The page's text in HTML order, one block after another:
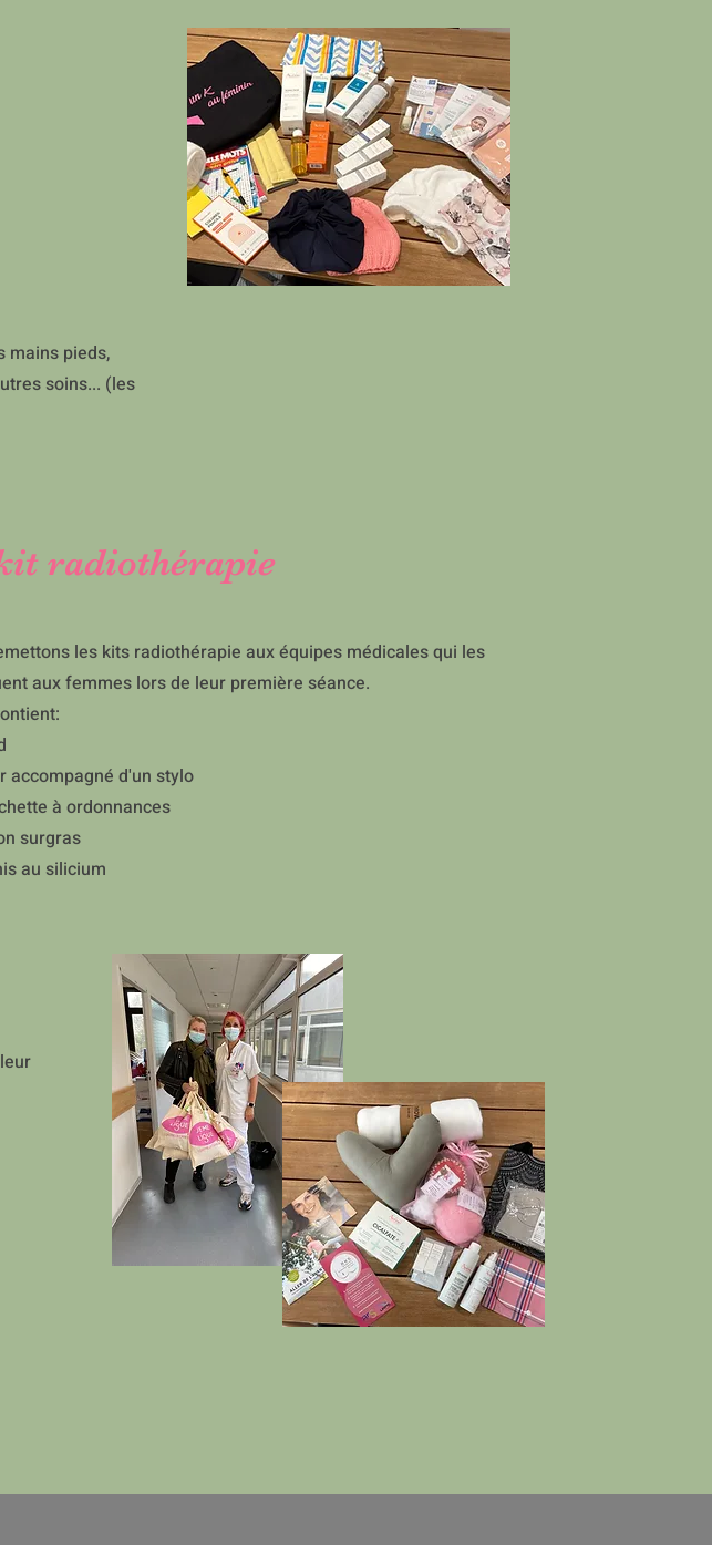
mains pieds,
soins... (les
radiothérapie
les kits radiothérapie aux équipes médicales qui les
aux femmes lors de leur première séance.
accompagné d'un stylo
à ordonnances
surgras
au silicium